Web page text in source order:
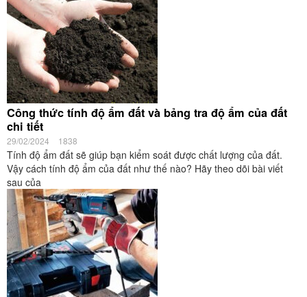
Công thức tính độ ẩm đất và bảng tra độ ẩm của đất
chi tiết
29/02/2024 1838
Tính độ ẩm đất sẽ giúp bạn kiểm soát được chất lượng của đất.
Vậy cách tính độ ẩm của đất như thế nào? Hãy theo dõi bài viết
sau của